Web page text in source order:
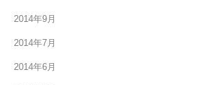
2014年9月
2014年7月
2014年6月